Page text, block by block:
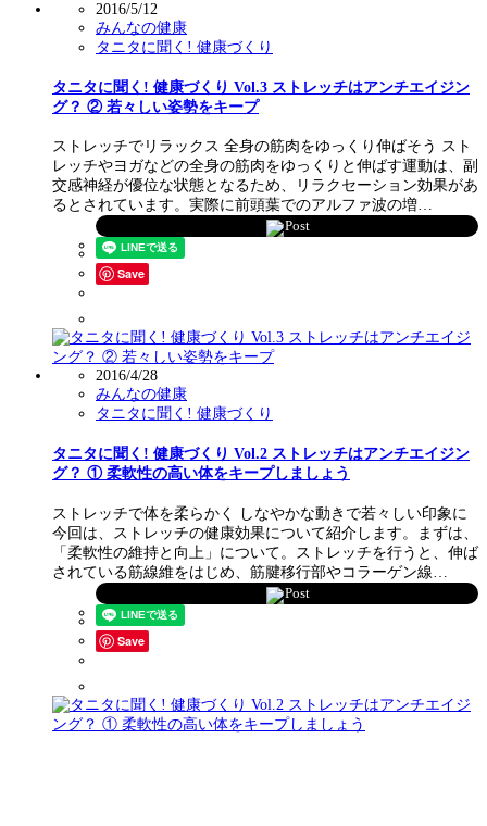
2016/5/12
みんなの健康
タニタに聞く! 健康づくり
タニタに聞く! 健康づくり Vol.3 ストレッチはアンチエイジン
グ？ ② 若々しい姿勢をキープ
ストレッチでリラックス 全身の筋肉をゆっくり伸ばそう スト
レッチやヨガなどの全身の筋肉をゆっくりと伸ばす運動は、副
交感神経が優位な状態となるため、リラクセーション効果があ
るとされています。実際に前頭葉でのアルファ波の増…
Post
Save
2016/4/28
みんなの健康
タニタに聞く! 健康づくり
タニタに聞く! 健康づくり Vol.2 ストレッチはアンチエイジン
グ？ ① 柔軟性の高い体をキープしましょう
ストレッチで体を柔らかく しなやかな動きで若々しい印象に
今回は、ストレッチの健康効果について紹介します。まずは、
「柔軟性の維持と向上」について。ストレッチを行うと、伸ば
されている筋線維をはじめ、筋腱移行部やコラーゲン線…
Post
Save